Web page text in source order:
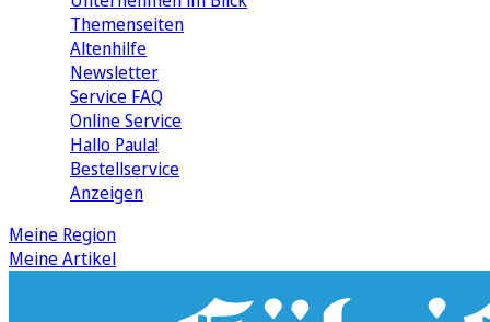
Themenseiten
Altenhilfe
Newsletter
Service FAQ
Online Service
Hallo Paula!
Bestellservice
Anzeigen
Meine Region
Meine Artikel